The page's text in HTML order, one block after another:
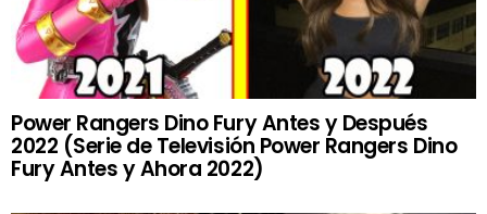
Power Rangers Dino Fury Antes y Después
2022 (Serie de Televisión Power Rangers Dino
Fury Antes y Ahora 2022)